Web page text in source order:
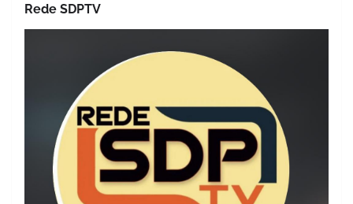
Rede SDPTV